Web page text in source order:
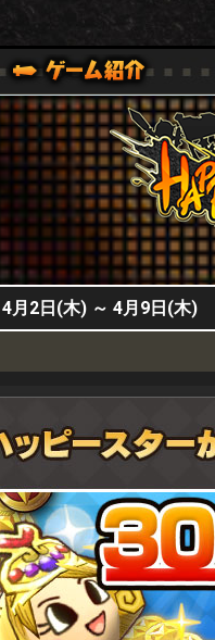
[ XBOX 360,XBOX ONE VER.]
ハッピーウォーズ)公式サイ
月2日(木) ～ 4月9日(木)